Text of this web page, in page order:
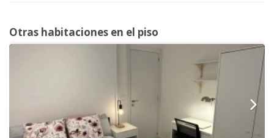
Otras habitaciones en el piso